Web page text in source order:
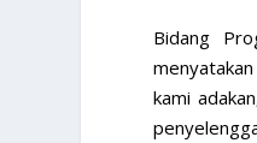
Bidang
kami